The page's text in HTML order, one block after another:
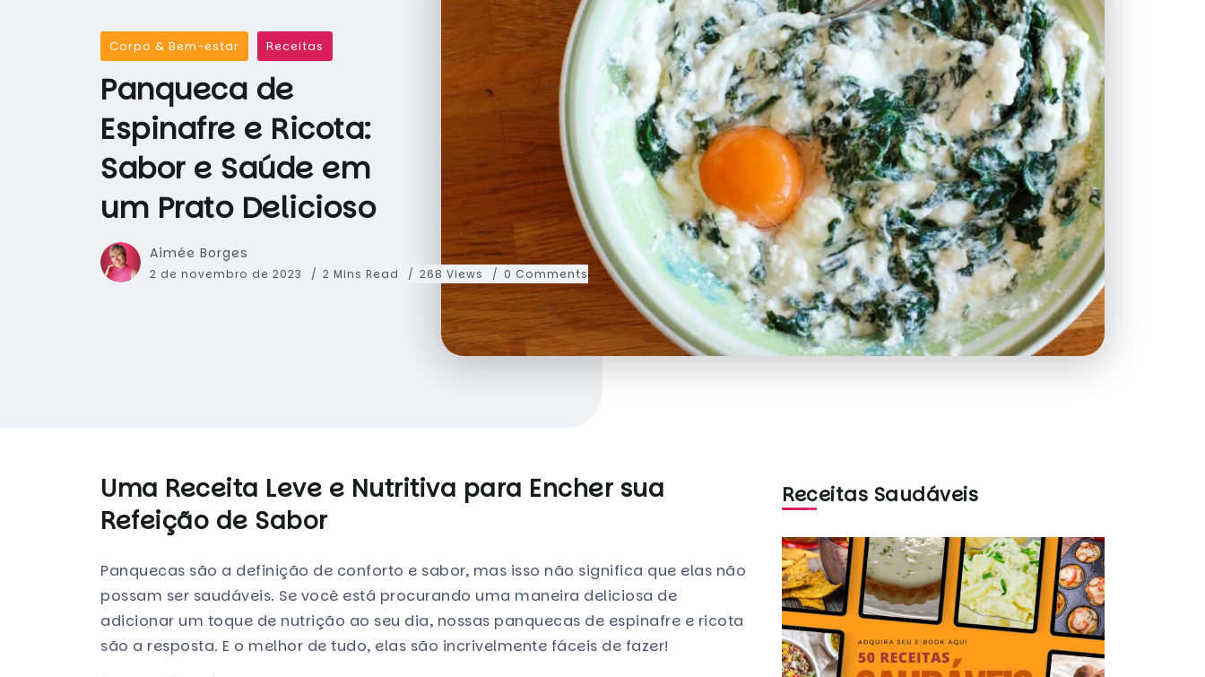
Corpo & Bem-estar Receitas
Panqueca de
Espinafre e Ricota:
Sabor e Saúde em
um Prato Delicioso
Aimée Borges
2 de novembro de 2023 2 Mins Read 268 Views 0 Comments
Uma Receita Leve e Nutritiva para Encher sua
Refeição de Sabor
Panquecas são a definição de conforto e sabor, mas isso não significa que elas não
possam ser saudáveis. Se você está procurando uma maneira deliciosa de
adicionar um toque de nutrição ao seu dia, nossas panquecas de espinafre e ricota
são a resposta. E o melhor de tudo, elas são incrivelmente fáceis de fazer!
Receitas Saudáveis